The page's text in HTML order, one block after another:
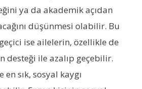
ya da akademik açıdan
düşünmesi olabilir. Bu
ise ailelerin, özellikle de
desteği ile azalıp geçebilir.
sık, sosyal kaygı